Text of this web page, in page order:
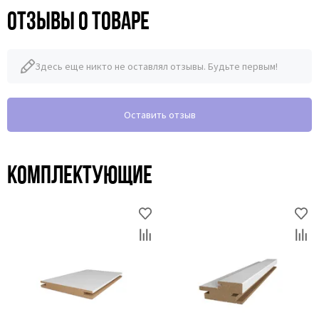
Отзывы о товаре
Здесь еще никто не оставлял отзывы. Будьте первым!
Оставить отзыв
Комплектующие